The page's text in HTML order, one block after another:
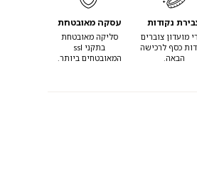
נקודות
מועדון צוברים
כסף לרכישה
הבאה.
עסקה מאובטחת
סליקה מאובטחת
בתקני ssl
המאובטחים ביותר.